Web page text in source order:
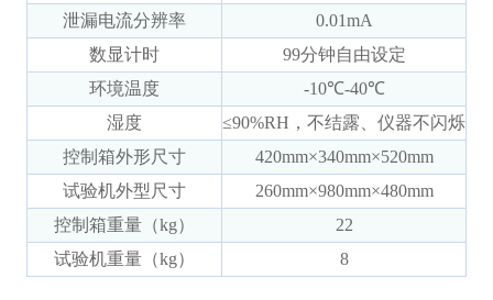
泄漏电流分辨率
0.01mA
数显计时
99分钟自由设定
环境温度
-10℃-40℃
湿度
≤90%RH，不结露、仪器不闪烁
控制箱外形尺寸
420mm×340mm×520mm
试验机外型尺寸
260mm×980mm×480mm
控制箱重量（kg）
22
试验机重量（kg）
8